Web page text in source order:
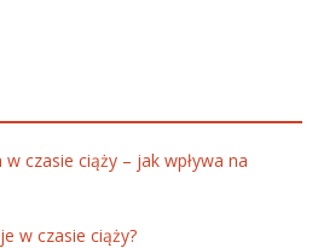
czasie ciąży – jak wpływa na
w czasie ciąży?